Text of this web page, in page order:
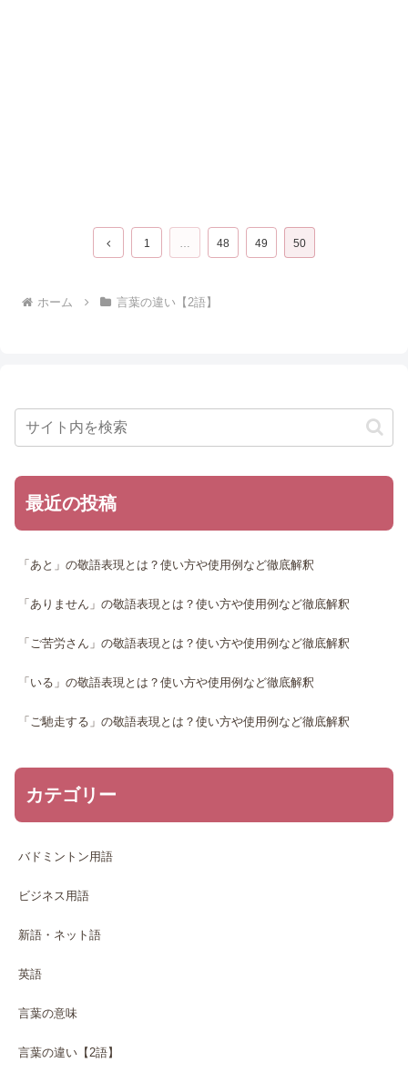
前 1 … 48 49 50
ホーム 言葉の違い【2語】
最近の投稿
「あと」の敬語表現とは？使い方や使用例など徹底解釈
「ありません」の敬語表現とは？使い方や使用例など徹底解釈
「ご苦労さん」の敬語表現とは？使い方や使用例など徹底解釈
「いる」の敬語表現とは？使い方や使用例など徹底解釈
「ご馳走する」の敬語表現とは？使い方や使用例など徹底解釈
カテゴリー
バドミントン用語
ビジネス用語
新語・ネット語
英語
言葉の意味
言葉の違い【2語】